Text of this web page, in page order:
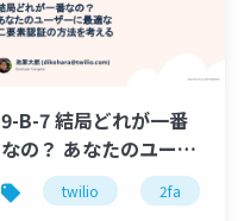
9-B-7 結局どれが一番
なの？ あなたのユーザ
ーに最適な二要素認証
の方法を考える
twilio 2fa